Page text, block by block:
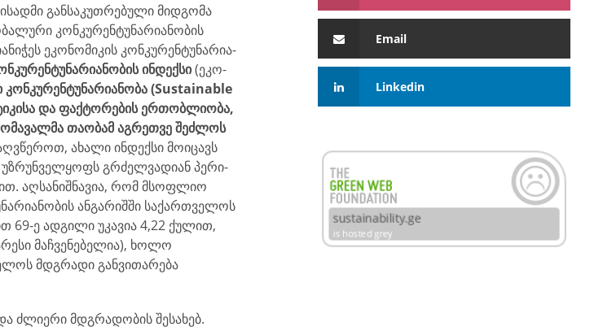
განსაკუთრებული მიდგომა
კონ­კუ­რენ­ტუ­ნა­რი­ა­ნო­ბის
ეკო­ნო­მი­კის კონ­კუ­რენ­ტუ­ნა­რი­ა­
ინ­დექ­სი(ეკო­
(Sustainable
და ფაქ­ტო­რე­ბის ერ­თობ­ლი­ო­ბა,
თა­ო­ბამ აგ­რეთ­ვე შეძ­ლოს
ახა­ლი ინ­დექ­სი მო­ი­ცავს
უზ­რუნ­ველ­ყოფს გრძელ­ვა­დი­ან პე­რი­
აღსანიშნავია, რომ მსოფლიო
ანგარიშში საქართველოს
69-ე ადგილი უკავია 4,22 ქულით,
მაჩვენებელია), ხოლო
მდგრადი განვითარება
ძლიერი მდგრა­დობის შესახებ.
Email
Linkedin